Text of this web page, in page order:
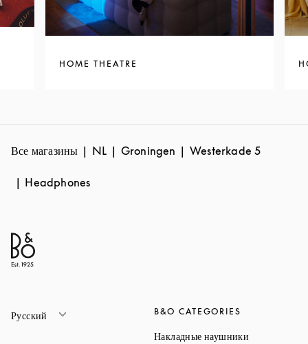
HOME THEATRE
Все магазины NL Groningen Westerkade 5
Headphones
Русский B&O CATEGORIES
Накладные наушники